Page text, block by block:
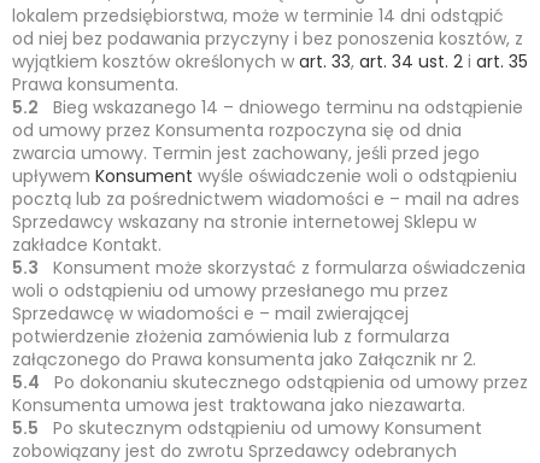
lokalem przedsiębiorstwa, może w terminie 14 dni odstąpić
od niej bez podawania przyczyny i bez ponoszenia kosztów, z
wyjątkiem kosztów określonych w art. 33, art. 34 ust. 2 i art. 35
Prawa konsumenta.
5.2 Bieg wskazanego 14 – dniowego terminu na odstąpienie
od umowy przez Konsumenta rozpoczyna się od dnia
zwarcia umowy. Termin jest zachowany, jeśli przed jego
upływem Konsument wyśle oświadczenie woli o odstąpieniu
pocztą lub za pośrednictwem wiadomości e – mail na adres
Sprzedawcy wskazany na stronie internetowej Sklepu w
zakładce Kontakt.
5.3 Konsument może skorzystać z formularza oświadczenia
woli o odstąpieniu od umowy przesłanego mu przez
Sprzedawcę w wiadomości e – mail zwierającej
potwierdzenie złożenia zamówienia lub z formularza
załączonego do Prawa konsumenta jako Załącznik nr 2.
5.4 Po dokonaniu skutecznego odstąpienia od umowy przez
Konsumenta umowa jest traktowana jako niezawarta.
5.5 Po skutecznym odstąpieniu od umowy Konsument
zobowiązany jest do zwrotu Sprzedawcy odebranych